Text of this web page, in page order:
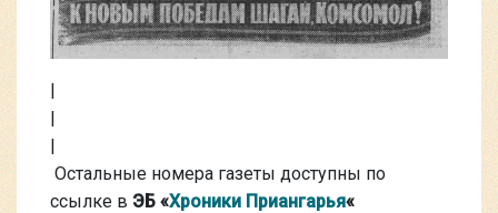
|
|
|
Остальные номера газеты доступны по
ссылке в ЭБ «Хроники Приангарья«